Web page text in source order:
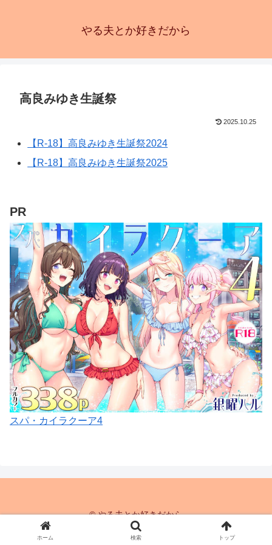
やる夫とか好きだから
高良みゆき生誕祭
2025.10.25
【R-18】高良みゆき生誕祭2024
【R-18】高良みゆき生誕祭2025
PR
スパ・カイラクーア4
© やる夫とか好きだから
ホーム 検索 トップ